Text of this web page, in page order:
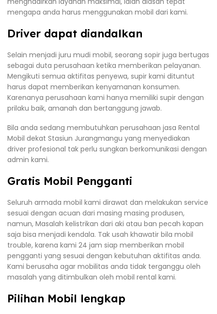
mengapa anda harus menggunakan mobil dari kami.
Driver dapat diandalkan
Selain menjadi juru mudi mobil, seorang sopir juga bertugas
sebagai duta perusahaan ketika memberikan pelayanan.
Mengikuti semua aktifitas penyewa, supir kami dituntut
harus dapat memberikan kenyamanan konsumen.
Karenanya perusahaan kami hanya memiliki supir dengan
prilaku baik, amanah dan bertanggung jawab.
Bila anda sedang membutuhkan perusahaan jasa Rental
Mobil dekat Stasiun Jurangmangu yang menyediakan
driver profesional tak perlu sungkan berkomunikasi dengan
admin kami.
Gratis Mobil Pengganti
Seluruh armada mobil kami dirawat dan melakukan service
sesuai dengan acuan dari masing masing produsen,
namun, Masalah kelistrikan dari aki atau ban pecah kapan
saja bisa menjadi kendala. Tak usah khawatir bila mobil
trouble, karena kami 24 jam siap memberikan mobil
pengganti yang sesuai dengan kebutuhan aktifitas anda.
Kami berusaha agar mobilitas anda tidak terganggu oleh
masalah yang ditimbulkan oleh mobil rental kami.
Pilihan Mobil lengkap